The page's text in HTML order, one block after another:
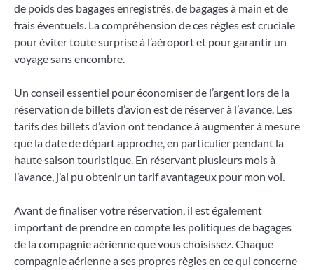
de poids des bagages enregistrés, de bagages à main et de
frais éventuels. La compréhension de ces règles est cruciale
pour éviter toute surprise à l’aéroport et pour garantir un
voyage sans encombre.
Un conseil essentiel pour économiser de l’argent lors de la
réservation de billets d’avion est de réserver à l’avance. Les
tarifs des billets d’avion ont tendance à augmenter à mesure
que la date de départ approche, en particulier pendant la
haute saison touristique. En réservant plusieurs mois à
l’avance, j’ai pu obtenir un tarif avantageux pour mon vol.
Avant de finaliser votre réservation, il est également
important de prendre en compte les politiques de bagages
de la compagnie aérienne que vous choisissez. Chaque
compagnie aérienne a ses propres règles en ce qui concerne